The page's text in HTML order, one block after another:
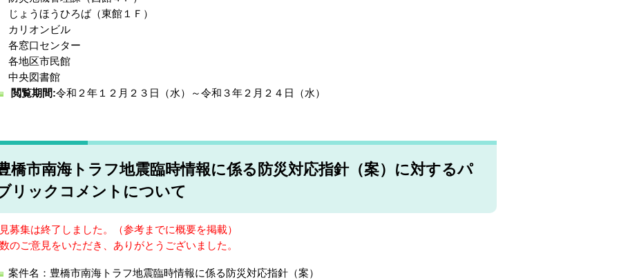
じょうほうひろば（東館１Ｆ）
カリオンビル
各窓口センター
各地区市民館
中央図書館
閲覧期間:令和２年１２月２３日（水）～令和３年２月２４日（水）
橋市南海トラフ地震臨時情報に係る防災対応指針（案）に対するパ
リックコメントについて
募集は終了しました。（参考までに概要を掲載）
のご意見をいただき、ありがとうございました。
案件名：豊橋市南海トラフ地震臨時情報に係る防災対応指針（案）